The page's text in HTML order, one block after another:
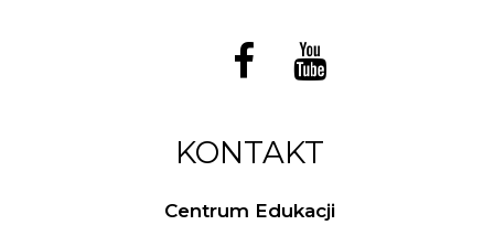
KONTAKT
Centrum Edukacji